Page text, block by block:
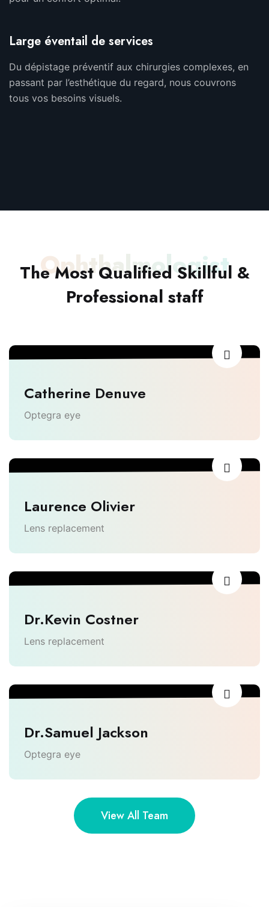
Large éventail de services
Du dépistage préventif aux chirurgies complexes, en
passant par l’esthétique du regard, nous couvrons
tous vos besoins visuels.
Ophthalmologist
The Most Qualified Skillful &
Professional staff
Catherine Denuve
Optegra eye
Laurence Olivier
Lens replacement
Dr.Kevin Costner
Lens replacement
Dr.Samuel Jackson
Optegra eye
View All Team